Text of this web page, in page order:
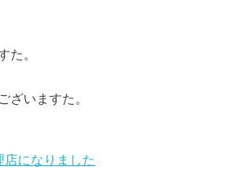
た。
ざいますた。
になりました